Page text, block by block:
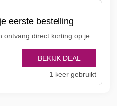
eerste bestelling
ontvang direct korting op je
BEKIJK DEAL
1 keer gebruikt